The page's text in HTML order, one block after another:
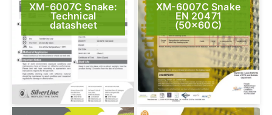
XM-6007C Snake:
Technical
datasheet
XM-6007C Snake
EN 20471
(50x60C)